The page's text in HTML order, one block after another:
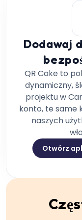
Dodawaj
QR Cake to
dynamiczny,
projektu w
konto, te same
naszych
Otwórz